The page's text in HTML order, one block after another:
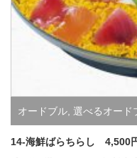
オードブル 選べるオード
14-海鮮ばらちらし 4,500